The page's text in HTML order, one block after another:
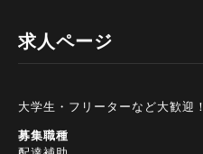
求人ページ
大学生・フリーターなど大歓迎！
募集職種